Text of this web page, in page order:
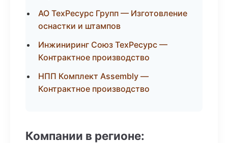
АО ТехРесурс Групп — Изготовление
оснастки и штампов
Инжиниринг Союз ТехРесурс —
Контрактное производство
НПП Комплект Assembly —
Контрактное производство
Компании в регионе: